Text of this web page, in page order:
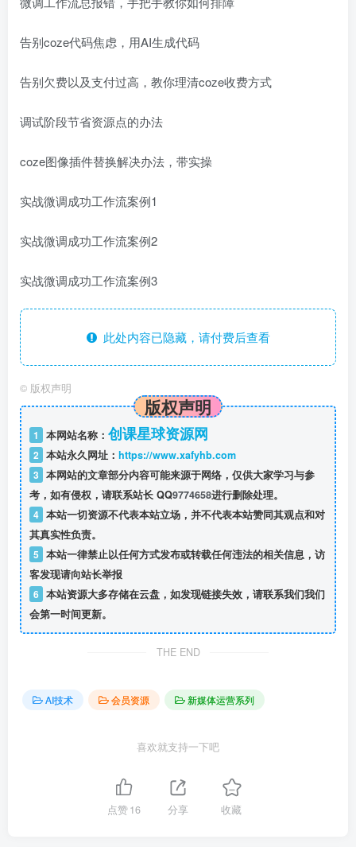
告别coze代码焦虑，用AI生成代码
告别欠费以及支付过高，教你理清coze收费方式
调试阶段节省资源点的办法
coze图像插件替换解决办法，带实操
实战微调成功工作流案例1
实战微调成功工作流案例2
实战微调成功工作流案例3
此处内容已隐藏，请付费后查看
© 版权声明
版权声明
1 本网站名称： 创课星球资源网
2 本站永久网址： https://www.xafyhb.com
3 本网站的文章部分内容可能来源于网络，仅供大家学习与参
考，如有侵权，请联系站长 QQ9774658进行删除处理。
4 本站一切资源不代表本站立场，并不代表本站赞同其观点和对
其真实性负责。
5 本站一律禁止以任何方式发布或转载任何违法的相关信息，访
客发现请向站长举报
6 本站资源大多存储在云盘，如发现链接失效，请联系我们我们
会第一时间更新。
THE END
AI技术 会员资源 新媒体运营系列
喜欢就支持一下吧
点赞16 分享 收藏